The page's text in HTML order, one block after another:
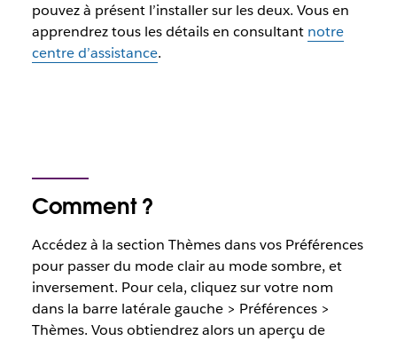
pouvez à présent l’installer sur les deux. Vous en
apprendrez tous les détails en consultant notre
centre d’assistance.
Comment ?
Accédez à la section Thèmes dans vos Préférences
pour passer du mode clair au mode sombre, et
inversement. Pour cela, cliquez sur votre nom
dans la barre latérale gauche > Préférences >
Thèmes. Vous obtiendrez alors un aperçu de